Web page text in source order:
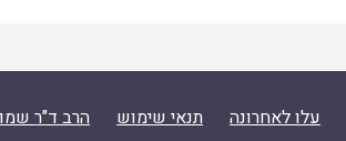
עלו לאחרונה תנאי שימוש הרב ד"ר